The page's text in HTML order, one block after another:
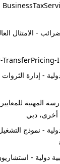
- الامتثال
- إدارة
المهنية للمعايير
أخرى، دبي
- نموذج
دولية -